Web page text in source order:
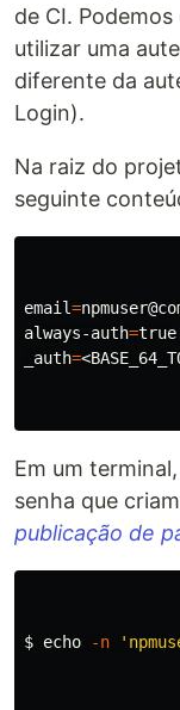
de CI.
utilizar uma
diferente da
Login).
Na raiz do
seguinte
email=
always-auth=
_auth=
Em um
senha que
publicação de
$ echo -n